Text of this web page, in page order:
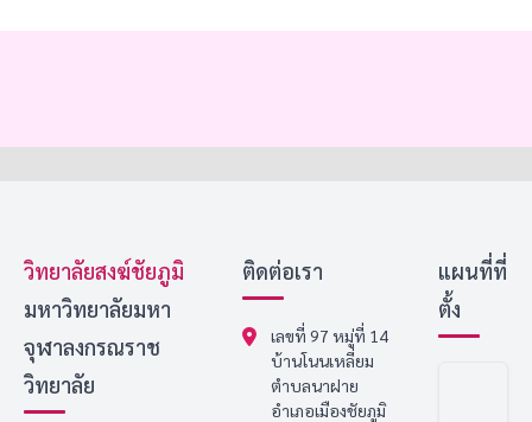
วิทยาลัยสงฆ์ชัยภูมิ
มหาวิทยาลัยมหา
จุฬาลงกรณราช
วิทยาลัย
ติดต่อเรา
เลขที่ 97 หมู่ที่ 14
บ้านโนนเหลี่ยม
ตำบลนาฝาย
อำเภอเมืองชัยภูมิ
แผนที่ที่
ตั้ง